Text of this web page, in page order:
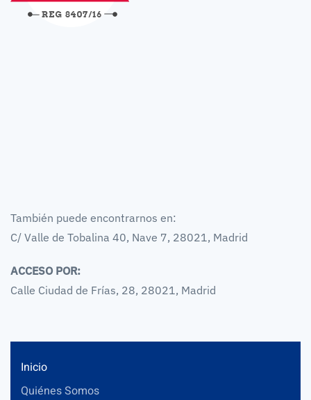
También puede encontrarnos en:
C/ Valle de Tobalina 40, Nave 7, 28021, Madrid
ACCESO POR:
Calle Ciudad de Frías, 28, 28021, Madrid
Inicio
Quiénes Somos